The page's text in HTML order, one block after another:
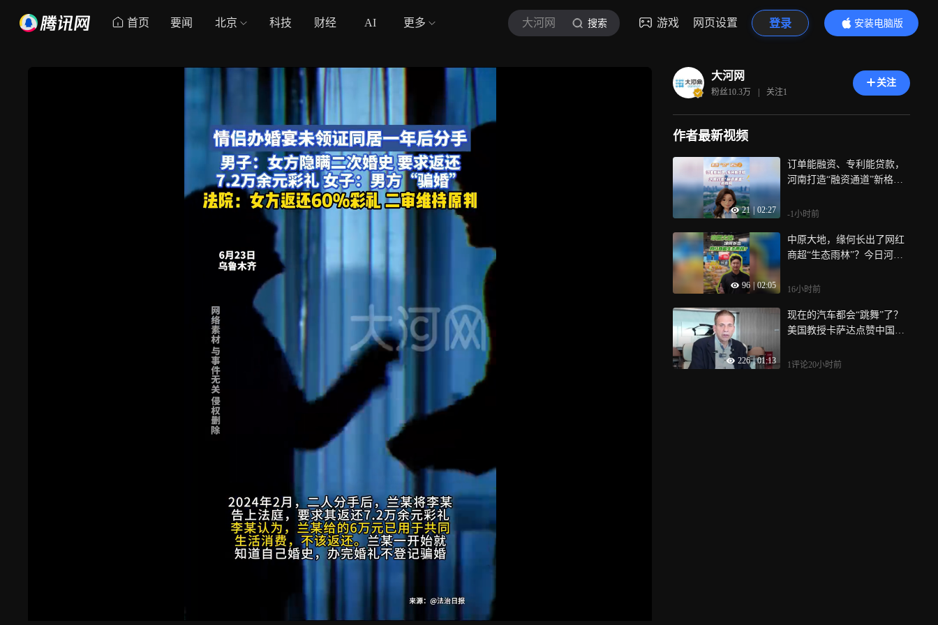
首页 要闻 北京 科技 财经 AI 更多 大河网 搜索 游戏 网页设置 登录
安装电脑版
内容更精彩
大河网
粉丝10.3万 | 关注1
关注
作者最新视频
21 | 02:27
订单能融资、专利能贷款，
河南打造“融资通道”新格
期，记者走进两家不同赛道
听听他们眼中的河南融资环
境发生了什么变化
-1小时前
96 02:05
中原大地，缘何长出了网红
商超“生态雨林”？今日河
们用品质和服务，重构着零
在全国的新地位
16小时前
226 | 01:13
现在的汽车都会“跳舞”了？
美国教授卡萨达点赞中国新
1评论20小时前